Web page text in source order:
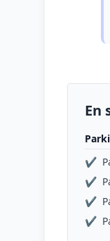
En
✔
✔
✔
✔